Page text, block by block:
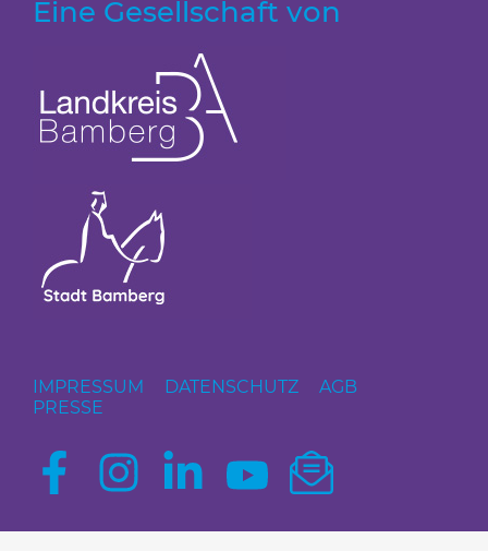
Eine Gesellschaft von
IMPRESSUM DATENSCHUTZ
AGB
PRESSE